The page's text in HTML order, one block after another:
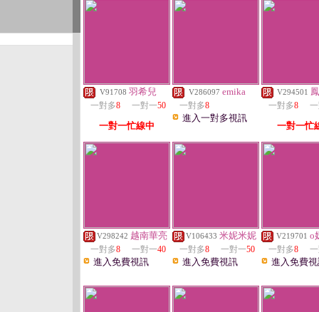
V91708 羽希兒
一對多8 一對一50
一對一忙線中
V286097 emika
一對多8
進入一對多視訊
V294501
一對多8
一對一忙
V298242 越南華亮
一對多8 一對一40
進入免費視訊
V106433 米妮米妮
一對多8 一對一50
進入免費視訊
V219701 o
一對多8
進入免費